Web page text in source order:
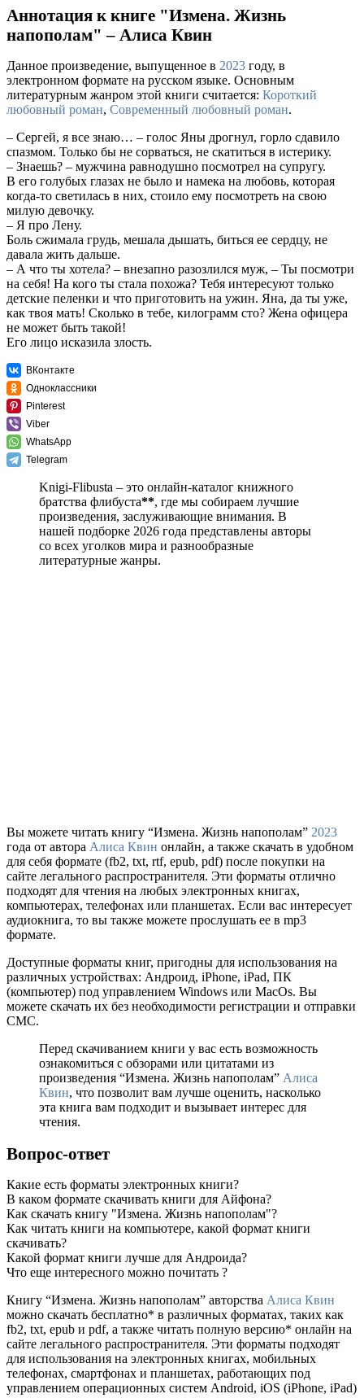
Аннотация к книге "Измена. Жизнь
напополам" – Алиса Квин
Данное произведение, выпущенное в 2023 году, в
электронном формате на русском языке. Основным
литературным жанром этой книги считается: Короткий
любовный роман, Современный любовный роман.
– Сергей, я все знаю… – голос Яны дрогнул, горло сдавило
спазмом. Только бы не сорваться, не скатиться в истерику.
– Знаешь? – мужчина равнодушно посмотрел на супругу.
В его голубых глазах не было и намека на любовь, которая
когда-то светилась в них, стоило ему посмотреть на свою
милую девочку.
– Я про Лену.
Боль сжимала грудь, мешала дышать, биться ее сердцу, не
давала жить дальше.
– А что ты хотела? – внезапно разозлился муж, – Ты посмотри
на себя! На кого ты стала похожа? Тебя интересуют только
детские пеленки и что приготовить на ужин. Яна, да ты уже,
как твоя мать! Сколько в тебе, килограмм сто? Жена офицера
не может быть такой!
Его лицо исказила злость.
ВКонтакте
Одноклассники
Pinterest
Viber
WhatsApp
Telegram
Knigi-Flibusta – это онлайн-каталог книжного
братства флибуста**, где мы собираем лучшие
произведения, заслуживающие внимания. В
нашей подборке 2026 года представлены авторы
со всех уголков мира и разнообразные
литературные жанры.
Вы можете читать книгу “Измена. Жизнь напополам” 2023
года от автора Алиса Квин онлайн, а также скачать в удобном
для себя формате (fb2, txt, rtf, epub, pdf) после покупки на
сайте легального распространителя. Эти форматы отлично
подходят для чтения на любых электронных книгах,
компьютерах, телефонах или планшетах. Если вас интересует
аудиокнига, то вы также можете прослушать ее в mp3
формате.
Доступные форматы книг, пригодны для использования на
различных устройствах: Андроид, iPhone, iPad, ПК
(компьютер) под управлением Windows или MacOs. Вы
можете скачать их без необходимости регистрации и отправки
СМС.
Перед скачиванием книги у вас есть возможность
ознакомиться с обзорами или цитатами из
произведения “Измена. Жизнь напополам” Алиса
Квин, что позволит вам лучше оценить, насколько
эта книга вам подходит и вызывает интерес для
чтения.
Вопрос-ответ
Какие есть форматы электронных книги?
В каком формате скачивать книги для Айфона?
Как скачать книгу "Измена. Жизнь напополам"?
Как читать книги на компьютере, какой формат книги
скачивать?
Какой формат книги лучше для Андроида?
Что еще интересного можно почитать ?
Книгу “Измена. Жизнь напополам” авторства Алиса Квин
можно скачать бесплатно* в различных форматах, таких как
fb2, txt, epub и pdf, а также читать полную версию* онлайн на
сайте легального распространителя. Эти форматы подходят
для использования на электронных книгах, мобильных
телефонах, смартфонах и планшетах, работающих под
управлением операционных систем Android, iOS (iPhone, iPad)